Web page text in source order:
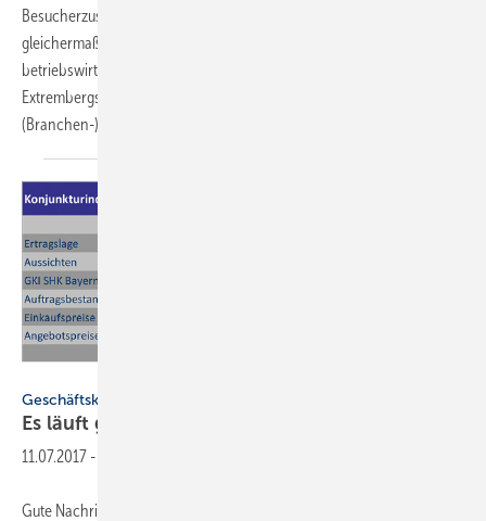
Besucherzuspruch seit Jahren. Die Teilnehmer in Amberg erfuhren
gleichermaßen Wissenswertes zu technischen und
betriebswirtschaftlichen Themen. Außerdem machte der
Extrembergsteiger Thomas Huber Mut für kommende
(Branchen-)Aufgaben.
Geschäftsklima-Index
Es läuft gut
11.07.2017 -
Gute Nachrichten aus und für Bayern: Der SHK-Geschäftsklimaindex